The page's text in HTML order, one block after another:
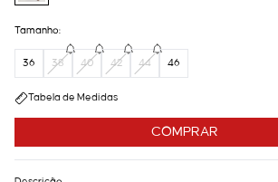
COMPRAR
Tamanho:
36 38 40 42 44 46
Tabela de Medidas